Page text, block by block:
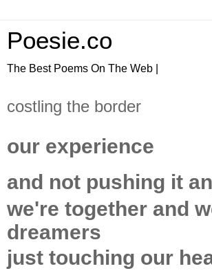
Poesie.co
The Best Poems On The Web |
costling the border
our experience
and not pushing it
we're together and
dreamers
just touching our